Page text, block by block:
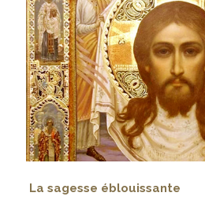
La sagesse éblouissante